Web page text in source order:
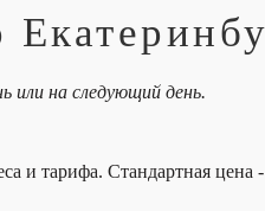
или на следующий день.
и тарифа. Стандартная